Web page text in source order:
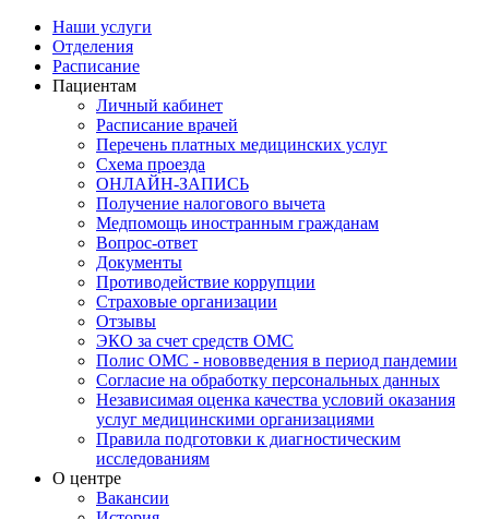
Наши услуги
Отделения
Расписание
Пациентам
Личный кабинет
Расписание врачей
Перечень платных медицинских услуг
Схема проезда
ОНЛАЙН-ЗАПИСЬ
Получение налогового вычета
Медпомощь иностранным гражданам
Вопрос-ответ
Документы
Противодействие коррупции
Страховые организации
Отзывы
ЭКО за счет средств ОМС
Полис ОМС - нововведения в период пандемии
Согласие на обработку персональных данных
Независимая оценка качества условий оказания
услуг медицинскими организациями
Правила подготовки к диагностическим
исследованиям
О центре
Вакансии